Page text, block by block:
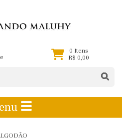
0 Itens
R$ 0,00